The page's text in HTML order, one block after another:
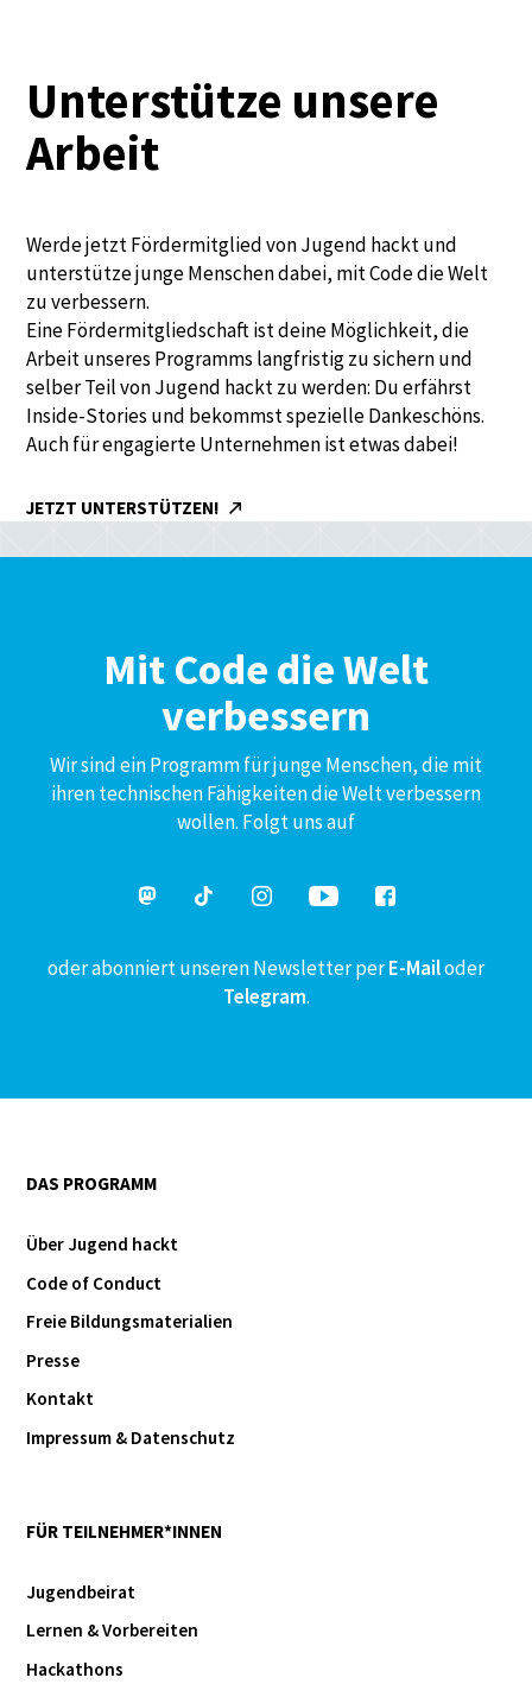
Unterstütze unsere
Arbeit
Werde jetzt Fördermitglied von Jugend hackt und
unterstütze junge Menschen dabei, mit Code die Welt
zu verbessern.
Eine Fördermitgliedschaft ist deine Möglichkeit, die
Arbeit unseres Programms langfristig zu sichern und
selber Teil von Jugend hackt zu werden: Du erfährst
Inside-Stories und bekommst spezielle Dankeschöns.
Auch für engagierte Unternehmen ist etwas dabei!
JETZT UNTERSTÜTZEN!
Mit Code die Welt
verbessern
Wir sind ein Programm für junge Menschen, die mit
ihren technischen Fähigkeiten die Welt verbessern
wollen. Folgt uns auf
oder abonniert unseren Newsletter perE-Mailoder
Telegram.
DAS PROGRAMM
Über Jugend hackt
Code of Conduct
Freie Bildungsmaterialien
Presse
Kontakt
Impressum & Datenschutz
FÜR TEILNEHMER*INNEN
Jugendbeirat
Lernen & Vorbereiten
Hackathons